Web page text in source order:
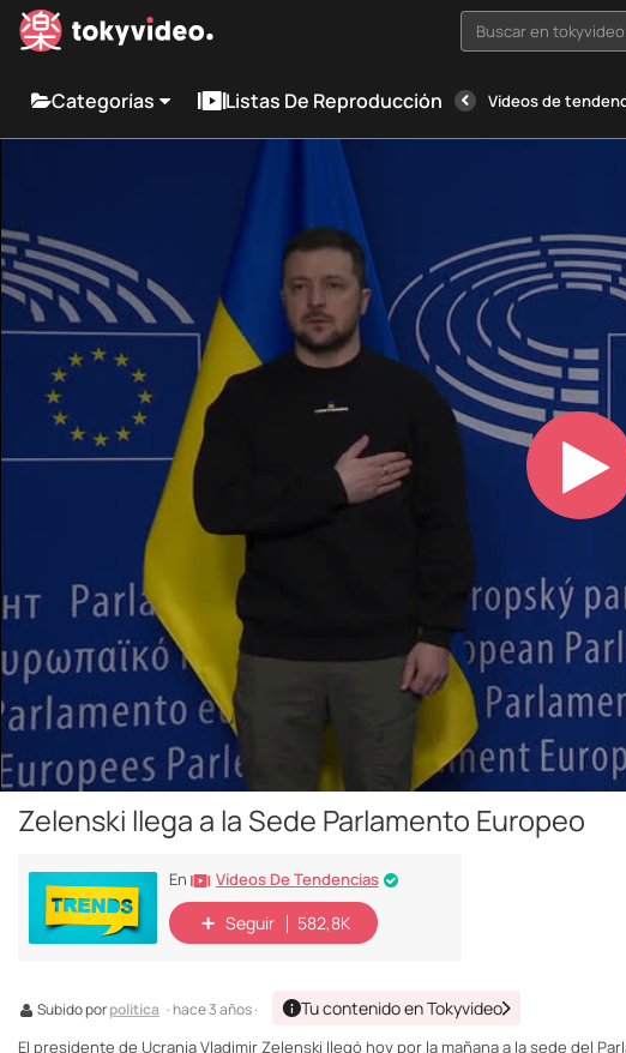
Buscar en
Categorías Listas De Reproducción Vídeos de
Zelenski llega a la Sede Parlamento Europeo
En Vídeos De Tendencias
Seguir 582,8K
Subido porpolitica · hace 3 años · Tu contenido en Tokyvideo
El presidente de Ucrania Vladimir Zelenski llegó hoy por la mañana a la sede del